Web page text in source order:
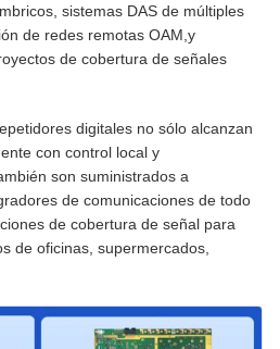
sistemas DAS de múltiples
de redes remotas OAM,y
de cobertura de señales
digitales no sólo alcanzan
con control local y
son suministrados a
de comunicaciones de todo
de cobertura de señal para
de oficinas, supermercados,